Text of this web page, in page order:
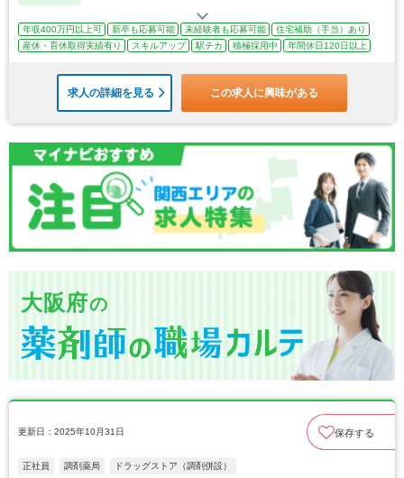
年収400万円以上可 新卒も応募可能 未経験者も応募可能
住宅補助（手当）あり
産休・育休取得実績有り
スキルアップ 駅チカ 積極採用中 年間休日120日以上
求人の詳細を見る この求人に興味がある
大阪府の
更新日：2025年10月31日 保存する
正社員 調剤薬局 ドラッグストア（調剤併設）